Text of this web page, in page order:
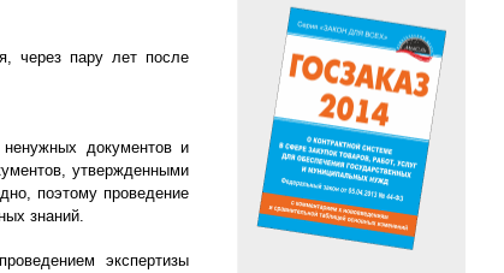
через пару лет после
документов и
утвержденными
поэтому проведение
знаний.
экспертизы